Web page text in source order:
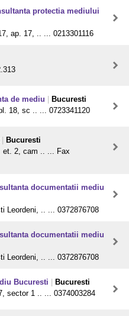
protectia mediului
ap. 17, .. ... 0213301116
de mediu
Bucuresti
18, sc .. ... 0723341120
Bucuresti
et. 2, cam .. ... Fax
documentatii mediu
Leordeni, .. ... 0372876708
documentatii mediu
Leordeni, .. ... 0372876708
Bucuresti
Bucuresti
sector 1 .. ... 0374003284